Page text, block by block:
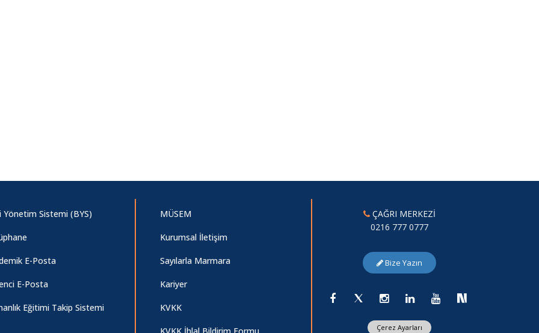
Yönetim Sistemi (BYS)
E-Posta
E-Posta
Eğitimi Takip Sistemi
MÜSEM
Kurumsal İletişim
Sayılarla Marmara
Kariyer
KVKK
ÇAĞRI MERKEZİ
0216 777 0777
Bize Yazın
Çerez Ayarları